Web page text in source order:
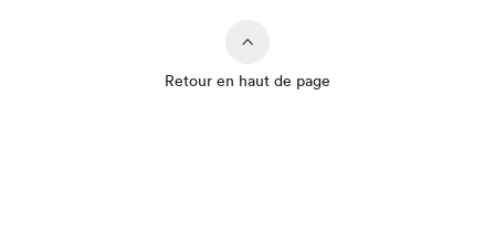
Retour en haut de page